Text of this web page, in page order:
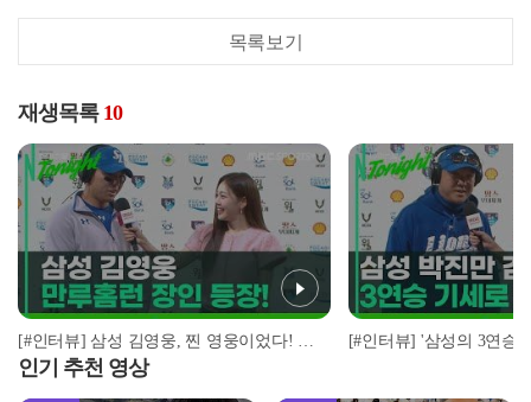
목록보기
재생목록 10
[#인터뷰] 삼성 김영웅, 찐 영웅이었다! 통산 두 번째 만루홈런 폭발 I #베이스볼투나잇 2025.03.25
인기 추천 영상